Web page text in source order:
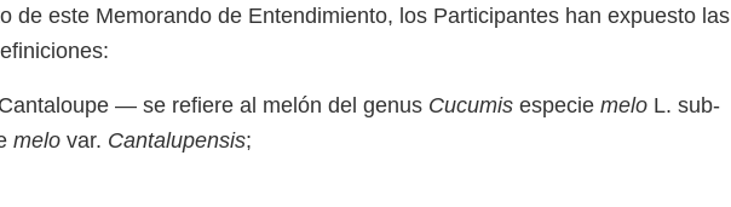
de este Memorando de Entendimiento, los Participantes han expuesto las
― se refiere al melón del genus Cucumis especie melo L. sub-
melo var. Cantalupensis;